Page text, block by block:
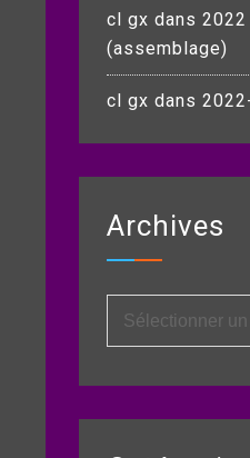
cl gx dans 2022
(assemblage)
cl gx dans
Archives